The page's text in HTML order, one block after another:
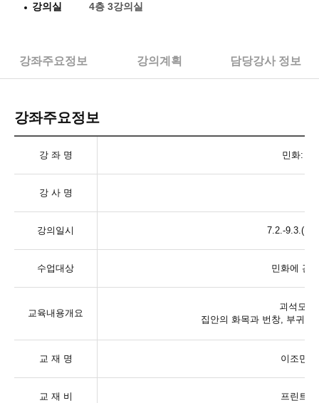
강의실
4층 3강의실
강좌주요정보 강의계획 담당강사 정보
강좌주요정보
강 좌 명 민화:
강 사 명
강의일시 7.2.-9.3.(목
수업대상 민화에 관
교육내용개요
괴석모란
집안의 화목과 번창, 부귀다
교 재 명 이조민화
교 재 비 프린트물